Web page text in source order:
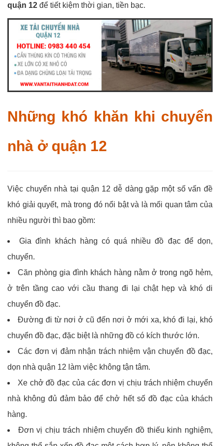
quận 12 để tiết kiệm thời gian, tiền bạc.
Những khó khăn khi chuyển
nhà ở quận 12
Việc chuyển nhà tại quận 12 dễ dàng gặp một số vấn đề
khó giải quyết, mà trong đó nổi bật và là mối quan tâm của
nhiều người thì bao gồm:
Gia đình khách hàng có quá nhiều đồ đạc để dọn,
chuyển.
Căn phòng gia đình khách hàng nằm ở trong ngõ hẻm,
ở trên tầng cao với cầu thang đi lại chật hẹp và khó di
chuyển đồ đạc.
Đường đi từ nơi ở cũ đến nơi ở mới xa, khó đi lại, khó
chuyển đồ đạc, đặc biệt là những đồ có kích thước lớn.
Các đơn vị đảm nhận trách nhiệm vận chuyển đồ đạc,
dọn nhà quận 12 làm việc không tận tâm.
Xe chở đồ đạc của các đơn vị chịu trách nhiệm chuyển
nhà không đủ đảm bảo để chở hết số đồ đạc của khách
hàng.
Đơn vị chịu trách nhiệm chuyển đồ thiếu kinh nghiệm,